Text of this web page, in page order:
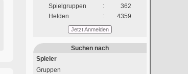
Spielgruppen
:
362
Helden
: 4359
Jetzt Anmelden
Suchen nach
Spieler
Gruppen